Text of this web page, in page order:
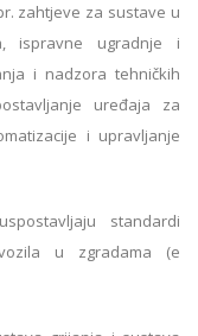
zahtjeve za sustave u
ispravne ugradnje i
i nadzora tehničkih
uređaja za
i upravljanje
standardi
u zgradama (e